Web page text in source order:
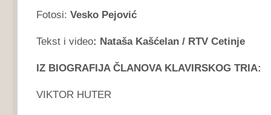
Fotosi: Vesko Pejović
Tekst i video: Nataša Kašćelan / RTV Cetinje
IZ BIOGRAFIJA ČLANOVA KLAVIRSKOG TRIA:
VIKTOR HUTER